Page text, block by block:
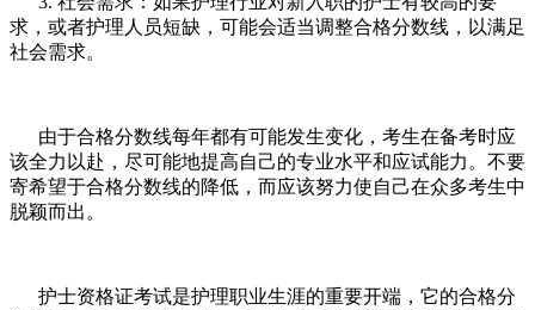
求，或者护理人员短缺，可能会适当调整合格分数线，以满足
社会需求。
由于合格分数线每年都有可能发生变化，考生在备考时应
该全力以赴，尽可能地提高自己的专业水平和应试能力。不要
寄希望于合格分数线的降低，而应该努力使自己在众多考生中
脱颖而出。
护士资格证考试是护理职业生涯的重要开端，它的合格分